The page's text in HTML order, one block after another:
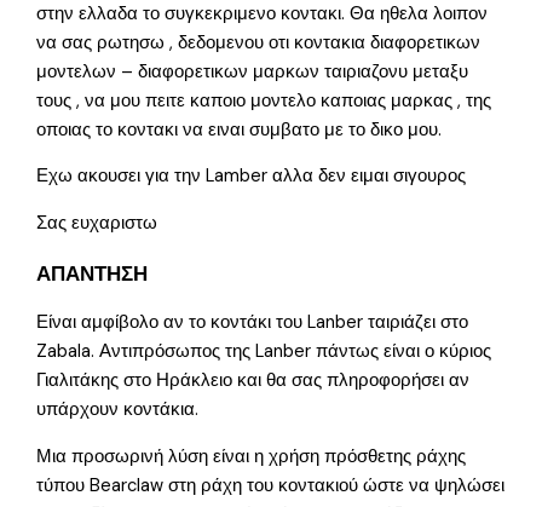
στην ελλαδα το συγκεκριμενο κοντακι. Θα ηθελα λοιπον
να σας ρωτησω , δεδομενου οτι κοντακια διαφορετικων
μοντελων – διαφορετικων μαρκων ταιριαζονυ μεταξυ
τους , να μου πειτε καποιο μοντελο καποιας μαρκας , της
οποιας το κοντακι να ειναι συμβατο με το δικο μου.
Εχω ακουσει για την Lamber αλλα δεν ειμαι σιγουρος
Σας ευχαριστω
ΑΠΑΝΤΗΣΗ
Είναι αμφίβολο αν το κοντάκι του Lanber ταιριάζει στο
Zabala. Αντιπρόσωπος της Lanber πάντως είναι ο κύριος
Γιαλιτάκης στο Ηράκλειο και θα σας πληροφορήσει αν
υπάρχουν κοντάκια.
Μια προσωρινή λύση είναι η χρήση πρόσθετης ράχης
τύπου Bearclaw στη ράχη του κοντακιού ώστε να ψηλώσει